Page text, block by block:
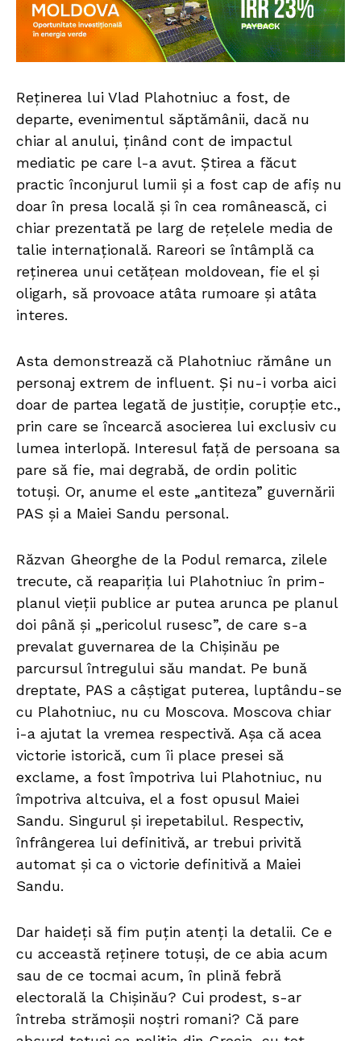
Reținerea lui Vlad Plahotniuc a fost, de
departe, evenimentul săptămânii, dacă nu
chiar al anului, ținând cont de impactul
mediatic pe care l-a avut. Știrea a făcut
practic înconjurul lumii și a fost cap de afiș nu
doar în presa locală și în cea românească, ci
chiar prezentată pe larg de rețelele media de
talie internațională. Rareori se întâmplă ca
reținerea unui cetățean moldovean, fie el și
oligarh, să provoace atâta rumoare și atâta
interes.
Asta demonstrează că Plahotniuc rămâne un
personaj extrem de influent. Și nu-i vorba aici
doar de partea legată de justiție, corupție etc.,
prin care se încearcă asocierea lui exclusiv cu
lumea interlopă. Interesul față de persoana sa
pare să fie, mai degrabă, de ordin politic
totuși. Or, anume el este „antiteza” guvernării
PAS și a Maiei Sandu personal.
Răzvan Gheorghe de la Podul remarca, zilele
trecute, că reapariția lui Plahotniuc în prim-
planul vieții publice ar putea arunca pe planul
doi până și „pericolul rusesc”, de care s-a
prevalat guvernarea de la Chișinău pe
parcursul întregului său mandat. Pe bună
dreptate, PAS a câștigat puterea, luptându-se
cu Plahotniuc, nu cu Moscova. Moscova chiar
i-a ajutat la vremea respectivă. Așa că acea
victorie istorică, cum îi place presei să
exclame, a fost împotriva lui Plahotniuc, nu
împotriva altcuiva, el a fost opusul Maiei
Sandu. Singurul și irepetabilul. Respectiv,
înfrângerea lui definitivă, ar trebui privită
automat și ca o victorie definitivă a Maiei
Sandu.
Dar haideți să fim puțin atenți la detalii. Ce e
cu acceastă reținere totuși, de ce abia acum
sau de ce tocmai acum, în plină febră
electorală la Chișinău? Cui prodest, s-ar
întreba strămoșii noștri romani? Că pare